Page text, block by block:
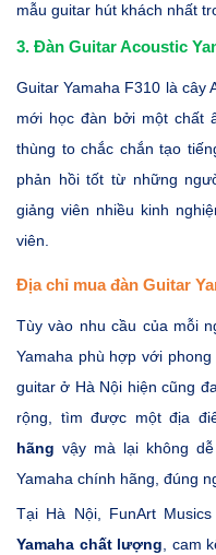
mẫu guitar hút khách nhất
3. Đàn Guitar Acoustic
Guitar Yamaha F310 là cây
mới học đàn bởi một chất
thùng to chắc chắn tạo
phản hồi tốt từ những
giảng viên nhiều kinh
viên.
Địa chỉ mua đàn Guitar
Tùy vào nhu cầu của mỗi
Yamaha phù hợp với
guitar ở Hà Nội hiện cũng
rộng, tìm được một địa
hãngvậy mà lại không
Yamaha chính hãng, đúng
Tại Hà Nội, FunArt
Yamaha chất lượng, cam